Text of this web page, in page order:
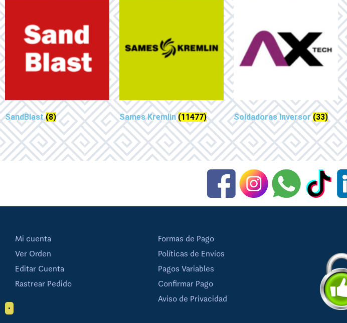
SandBlast(8) Sames Kremlin(11477) Soldadoras Inversor(33)
Mi cuenta
Ver Orden
Editar Cuenta
Rastrear Pedido
•
Formas de Pago
Políticas de Envíos
Pagos Variables
Confirmar Pago
Aviso de Privacidad